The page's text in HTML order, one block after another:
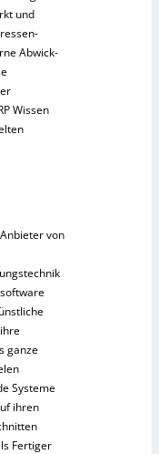
und
Abwick-
Wissen
von
ganze
Systeme
ihren
Fertiger